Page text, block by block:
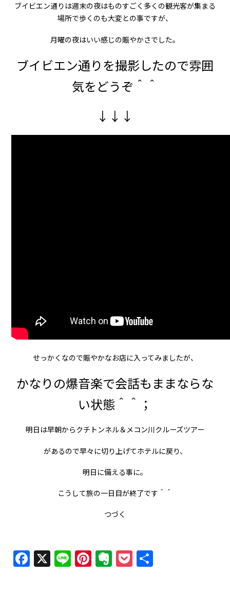
ブイビエン通りは週末の夜はものすごく多くの観光客が集まる
場所で歩くのも大変との事ですが、
月曜の夜はいい感じの賑やかさでした。
ブイビエン通りを撮影したので雰囲
気をどうぞ＾＾
↓↓↓
せっかくなので賑やかなお店に入ってみましたが、
かなりの爆音楽で会話もままならな
い状態＾＾；
明日は早朝からクチトンネル＆メコン川クルーズツアー
があるので早々に切り上げてホテルに戻り、
明日に備える事に。
こうして旅の一日目が終了です＾＾
つづく
Facebook
X LinePinterest
Evernote
Pocket